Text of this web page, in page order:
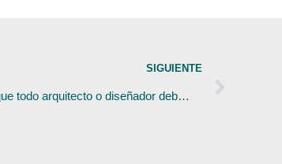
SIGUIENTE
10 museos que todo arquitecto o diseñador debería visitar